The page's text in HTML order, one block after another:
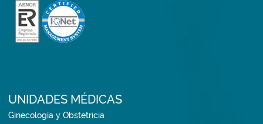
UNIDADES MÉDICAS
Ginecología y Obstetricia